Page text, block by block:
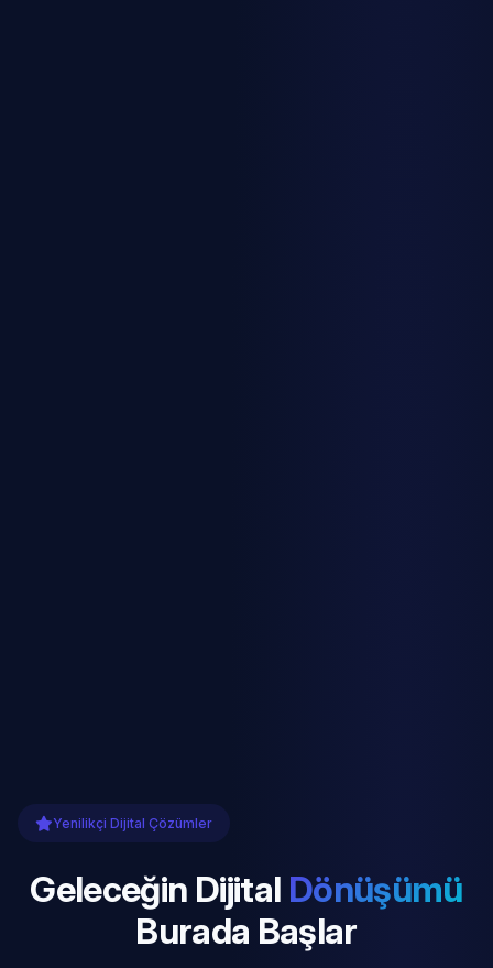
Yenilikçi Dijital Çözümler
Geleceğin Dijital Dönüşümü
Burada Başlar